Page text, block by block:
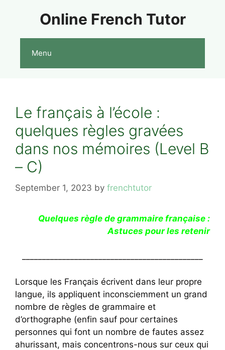
Online French Tutor
Menu
Le français à l’école :
quelques règles gravées
dans nos mémoires (Level B
– C)
September 1, 2023 by frenchtutor
Quelques règle de grammaire française :
Astuces pour les retenir
Lorsque les Français écrivent dans leur propre
langue, ils appliquent inconsciemment un grand
nombre de règles de grammaire et
d’orthographe (enfin sauf pour certaines
personnes qui font un nombre de fautes assez
ahurissant, mais concentrons-nous sur ceux qui